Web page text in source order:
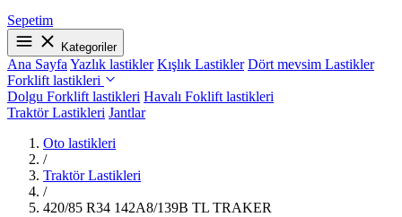
Sepetim
Kategoriler
Ana Sayfa Yazlık lastikler Kışlık Lastikler Dört mevsim Lastikler
Forklift lastikleri
Dolgu Forklift lastikleri Havalı Foklift lastikleri
Traktör Lastikleri Jantlar
Oto lastikleri
/
Traktör Lastikleri
/
420/85 R34 142A8/139B TL TRAKER